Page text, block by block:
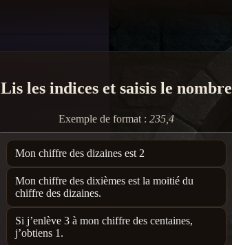
Lis les indices et saisis le nombre
Exemple de format : 235,4
Mon chiffre des dizaines est 2
Mon chiffre des dixièmes est la moitié du
chiffre des dizaines.
Si j’enlève 3 à mon chiffre des centaines,
j’obtiens 1.